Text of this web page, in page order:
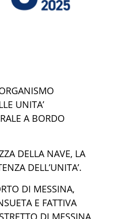
UNITA’
A BORDO
DELLA NAVE, LA
DELL’UNITA’.
DI MESSINA,
E FATTIVA
DI MESSINA